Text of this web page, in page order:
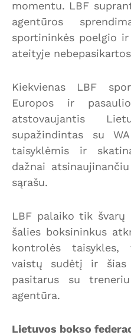
momentu. LBF
agentūros
sportininkės poelgio
ateityje
Kiekvienas LBF
Europos ir
atstovaujantis
supažindintas su
taisyklėmis ir
dažnai
sąrašu.
LBF palaiko tik švarų
šalies boksininkus
kontrolės
vaistų sudėtį ir šias
pasitarus su
agentūra.
Lietuvos bokso